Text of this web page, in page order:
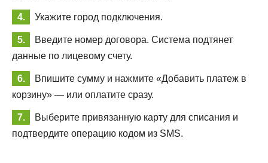
Укажите город подключения.
Введите номер договора. Система подтянет
данные по лицевому счету.
Впишите сумму и нажмите «Добавить платеж в
корзину» — или оплатите сразу.
Выберите привязанную карту для списания и
подтвердите операцию кодом из SMS.